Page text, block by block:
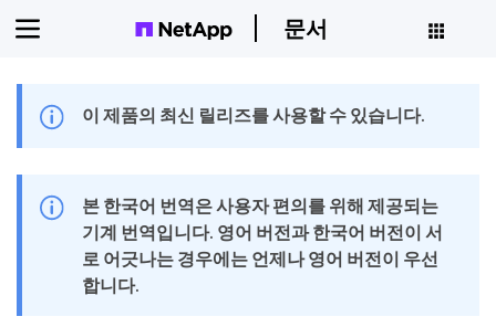
문서
이 제품의 최신 릴리즈를 사용할 수 있습니다.
본 한국어 번역은 사용자 편의를 위해 제공되는
기계 번역입니다. 영어 버전과 한국어 버전이 서
로 어긋나는 경우에는 언제나 영어 버전이 우선
합니다.